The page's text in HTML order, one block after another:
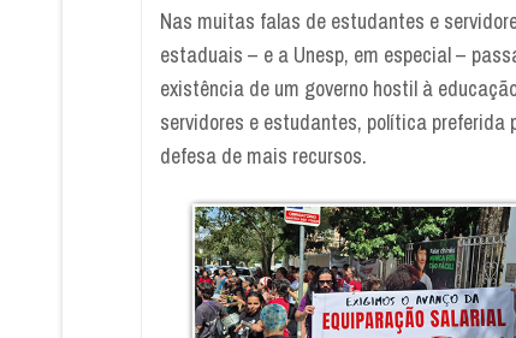
Nas muitas falas de estudantes e
estaduais – e a Unesp, em especial –
existência de um governo hostil à
servidores e estudantes, política preferida
defesa de mais recursos.